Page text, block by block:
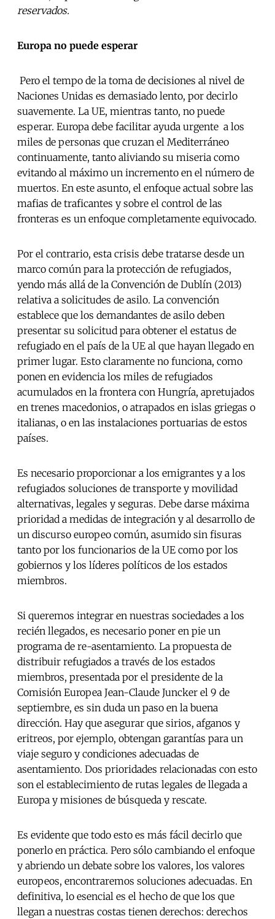
reservados.
Europa no puede esperar
Pero el tempo de la toma de decisiones al nivel de
Naciones Unidas es demasiado lento, por decirlo
suavemente. La UE, mientras tanto, no puede
esperar. Europa debe facilitar ayuda urgente a los
miles de personas que cruzan el Mediterráneo
continuamente, tanto aliviando su miseria como
evitando al máximo un incremento en el número de
muertos. En este asunto, el enfoque actual sobre las
mafias de traficantes y sobre el control de las
fronteras es un enfoque completamente equivocado.
Por el contrario, esta crisis debe tratarse desde un
marco común para la protección de refugiados,
yendo más allá de la Convención de Dublín (2013)
relativa a solicitudes de asilo. La convención
establece que los demandantes de asilo deben
presentar su solicitud para obtener el estatus de
refugiado en el país de la UE al que hayan llegado en
primer lugar. Esto claramente no funciona, como
ponen en evidencia los miles de refugiados
acumulados en la frontera con Hungría, apretujados
en trenes macedonios, o atrapados en islas griegas o
italianas, o en las instalaciones portuarias de estos
países.
Es necesario proporcionar a los emigrantes y a los
refugiados soluciones de transporte y movilidad
alternativas, legales y seguras. Debe darse máxima
prioridad a medidas de integración y al desarrollo de
un discurso europeo común, asumido sin fisuras
tanto por los funcionarios de la UE como por los
gobiernos y los líderes políticos de los estados
miembros.
Si queremos integrar en nuestras sociedades a los
recién llegados, es necesario poner en pie un
programa de re-asentamiento. La propuesta de
distribuir refugiados a través de los estados
miembros, presentada por el presidente de la
Comisión Europea Jean-Claude Juncker el 9 de
septiembre, es sin duda un paso en la buena
dirección. Hay que asegurar que sirios, afganos y
eritreos, por ejemplo, obtengan garantías para un
viaje seguro y condiciones adecuadas de
asentamiento. Dos prioridades relacionadas con esto
son el establecimiento de rutas legales de llegada a
Europa y misiones de búsqueda y rescate.
Es evidente que todo esto es más fácil decirlo que
ponerlo en práctica. Pero sólo cambiando el enfoque
y abriendo un debate sobre los valores, los valores
europeos, encontraremos soluciones adecuadas. En
definitiva, lo esencial es el hecho de que los que
llegan a nuestras costas tienen derechos: derechos